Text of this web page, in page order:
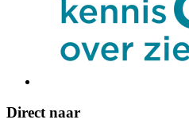
Direct naar